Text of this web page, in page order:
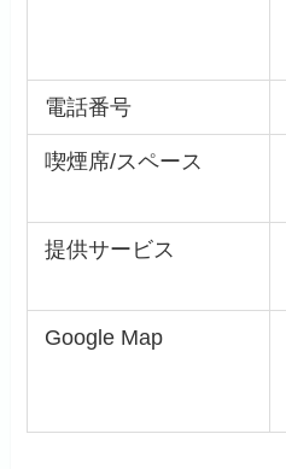
電話番号
喫煙席/スペース
提供サービス
Google Map